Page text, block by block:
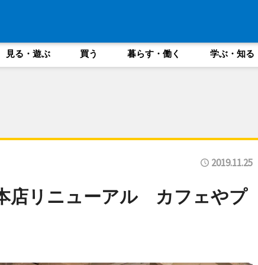
見る・遊ぶ 買う 暮らす・働く 学ぶ・知る
2019.11.25
店リニューアル カフェやプ